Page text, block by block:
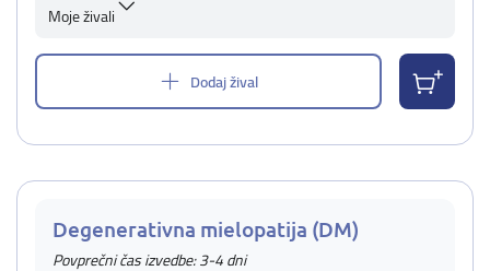
Moje živali
Dodaj žival
Degenerativna mielopatija (DM)
Povprečni čas izvedbe: 3-4 dni